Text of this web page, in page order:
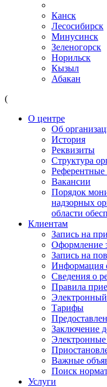
Канск
Лесосибирск
Минусинск
Зеленогорск
Норильск
Кызыл
Абакан
(
О центре
Об
История
Реквизиты
Структура
Вакансии
Порядок
надзорных
области
Клиентам
Запись на
Оформление
Запись на
Информация
Сведения о
Правила
Тарифы
Заключение
Важные
Поиск
Услуги